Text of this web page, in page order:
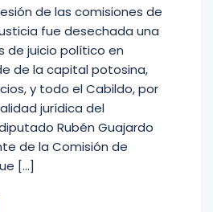
de las comisiones de
fue desechada una
de juicio político en
de la capital potosina,
y todo el Cabildo, por
jurídica del
Rubén Guajardo
de la Comisión de
[…]